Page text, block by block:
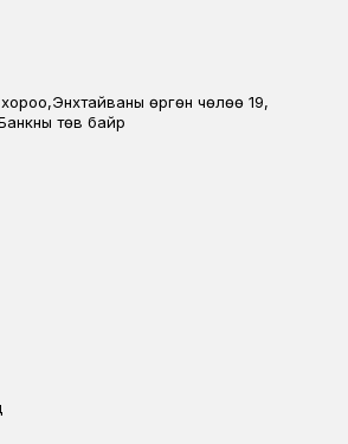
хороо,Энхтайваны өргөн чөлөө 19,
төв байр